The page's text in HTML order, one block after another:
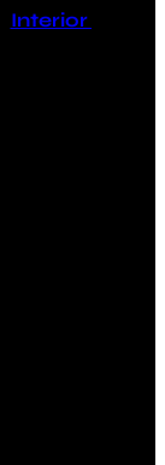
Interior Design